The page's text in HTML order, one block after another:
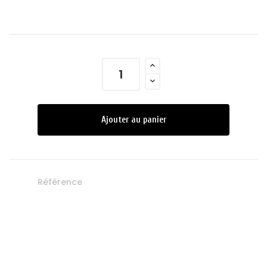
Ajouter au panier
Référence